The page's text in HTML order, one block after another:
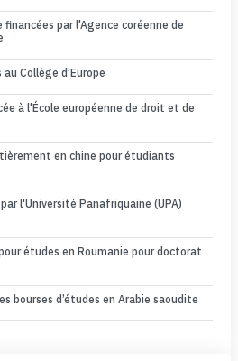
par l'Agence coréenne de
Collège d’Europe
à l'École européenne de droit et de
en chine pour étudiants
l'Université Panafriquaine (UPA)
études en Roumanie pour doctorat
bourses d’études en Arabie saoudite